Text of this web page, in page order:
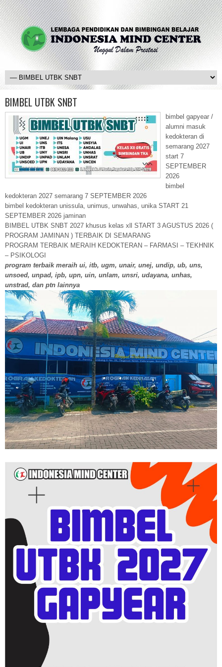
BIMBEL UTBK SNBT
bimbel gapyear /
alumni masuk
kedokteran di
semarang 2027
start 7
SEPTEMBER
2026
bimbel
kedokteran 2027 semarang 7 SEPTEMBER 2026
bimbel kedokteran unissula, unimus, unwahas, unika START 21
SEPTEMBER 2026 jaminan
BIMBEL UTBK SNBT 2027 khusus kelas xll START 3 AGUSTUS 2026 (
PROGRAM JAMINAN ) TERBAIK DI SEMARANG
PROGRAM TERBAIK MERAIH KEDOKTERAN – FARMASI – TEKHNIK
– PSIKOLOGI
program terbaik meraih ui, itb, ugm, unair, unej, undip, ub, uns,
unsoed, unpad, ipb, upn, uin, unlam, unsri, udayana, unhas,
unstrad, dan ptn lainnya